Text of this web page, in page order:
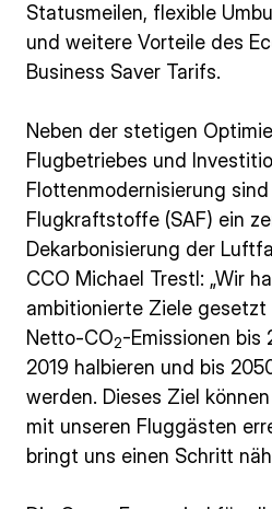
Statusmeilen, flexible
und weitere Vorteile des
Business Saver Tarifs.
Neben der stetigen
Flugbetriebes und
Flottenmodernisierung
Flugkraftstoffe (SAF) ein
Dekarbonisierung der
CCO Michael Trestl: „Wir
ambitionierte Ziele gesetzt
Netto-CO2-Emissionen bis
2019 halbieren und bis
werden. Dieses Ziel
mit unseren Fluggästen
bringt uns einen Schritt